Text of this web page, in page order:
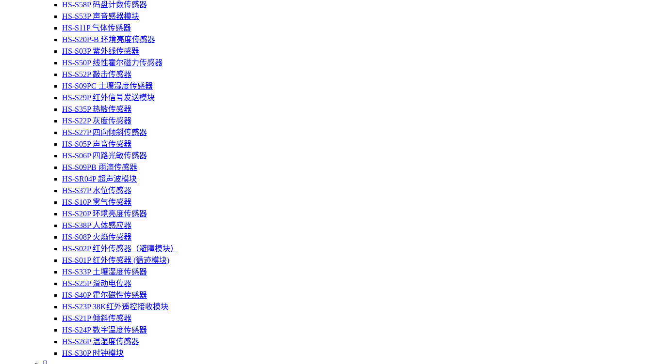
HS-S58P 码盘计数传感器
HS-S53P 声音感器模块
HS-S11P 气体传感器
HS-S20P-B 环境亮度传感器
HS-S03P 紫外线传感器
HS-S50P 线性霍尔磁力传感器
HS-S52P 敲击传感器
HS-S09PC 土壤湿度传感器
HS-S29P 红外信号发送模块
HS-S35P 热敏传感器
HS-S22P 灰度传感器
HS-S27P 四向倾斜传感器
HS-S05P 声音传感器
HS-S06P 四路光敏传感器
HS-S09PB 雨滴传感器
HS-SR04P 超声波模块
HS-S37P 水位传感器
HS-S10P 雾气传感器
HS-S20P 环境亮度传感器
HS-S38P 人体感应器
HS-S08P 火焰传感器
HS-S02P 红外传感器（避障模块）
HS-S01P 红外传感器 (循迹模块)
HS-S33P 土壤湿度传感器
HS-S25P 滑动电位器
HS-S40P 霍尔磁性传感器
HS-S23P 38K红外遥控接收模块
HS-S21P 倾斜传感器
HS-S24P 数字温度传感器
HS-S26P 温湿度传感器
HS-S30P 时钟模块